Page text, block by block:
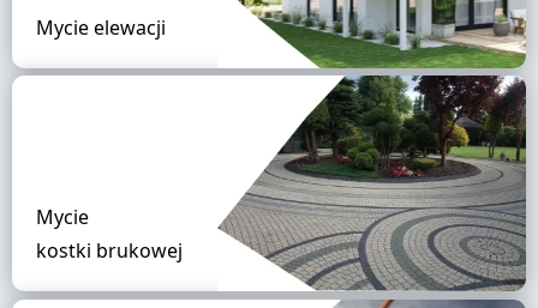
Mycie elewacji
Mycie
kostki brukowej